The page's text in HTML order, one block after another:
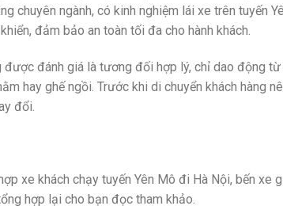
chuyên ngành, có kinh nghiệm lái xe trên tuyến
đảm bảo an toàn tối đa cho hành khách.
được đánh giá là tương đối hợp lý, chỉ dao động
hay ghế ngồi. Trước khi di chuyển khách hàng
đổi.
xe khách chạy tuyến Yên Mô đi Hà Nội, bến xe
hợp lại cho bạn đọc tham khảo.